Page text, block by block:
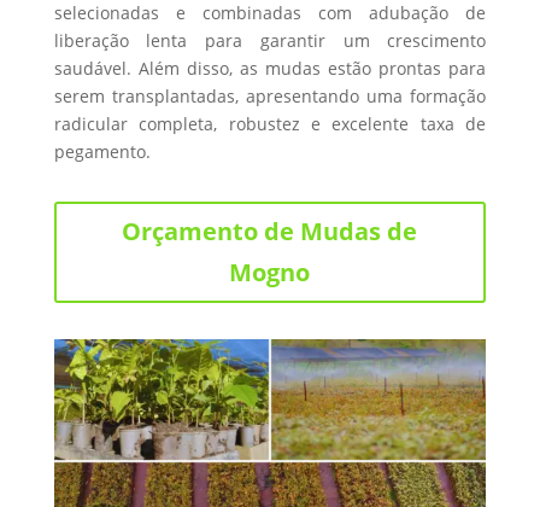
selecionadas e combinadas com adubação de
liberação lenta para garantir um crescimento
saudável. Além disso, as mudas estão prontas para
serem transplantadas, apresentando uma formação
radicular completa, robustez e excelente taxa de
pegamento.
Orçamento de Mudas de
Mogno